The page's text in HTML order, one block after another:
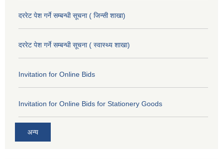
दररेट पेश गर्ने सम्बन्धी सूचना ( जिन्सी शाखा)
दररेट पेश गर्ने सम्बन्धी सूचना ( स्वास्थ्य शाखा)
Invitation for Online Bids
Invitation for Online Bids for Stationery Goods
अन्य